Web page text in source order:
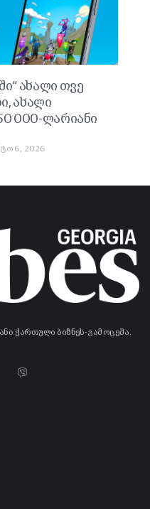
ახალი თვე
ახალი
000-ლარიანი
6, 2026
ქართული ბიზნეს-გამოცემა.